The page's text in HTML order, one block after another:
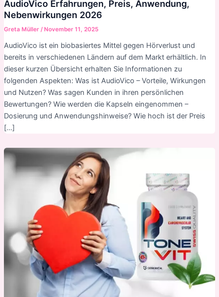
AudioVico Erfahrungen, Preis, Anwendung,
Nebenwirkungen 2026
Greta Müller / November 11, 2025
AudioVico ist ein biobasiertes Mittel gegen Hörverlust und
bereits in verschiedenen Ländern auf dem Markt erhältlich. In
dieser kurzen Übersicht erhalten Sie Informationen zu
folgenden Aspekten: Was ist AudioVico – Vorteile, Wirkungen
und Nutzen? Was sagen Kunden in ihren persönlichen
Bewertungen? Wie werden die Kapseln eingenommen –
Dosierung und Anwendungshinweise? Wie hoch ist der Preis
[…]